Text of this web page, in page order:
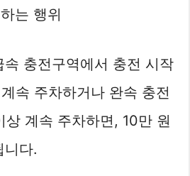
는 행위
속 충전구역에서 충전 시작
속 주차하거나 완속 충전
상 계속 주차하면, 10만 원
니다.